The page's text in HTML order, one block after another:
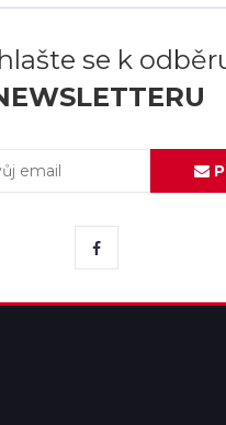
se k